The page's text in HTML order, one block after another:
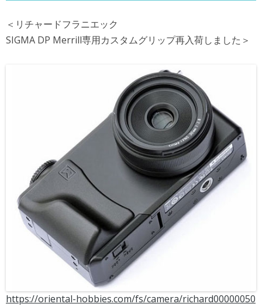
＜リチャードフラニエック
SIGMA DP Merrill専用カスタムグリップ再入荷しました＞
https://oriental-hobbies.com/fs/camera/richard00000050